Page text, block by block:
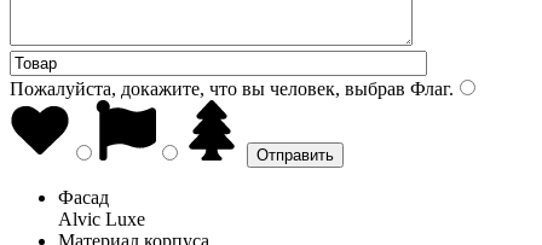
Пожалуйста, докажите, что вы человек, выбрав Флаг.
Фасад
Alvic Luxe
Материал корпуса